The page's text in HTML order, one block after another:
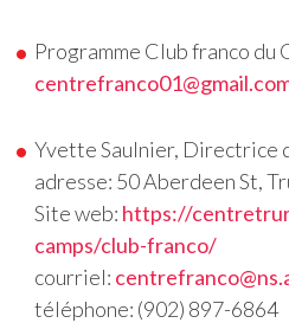
Programme Club franco du
Yvette Saulnier, Directrice
adresse: 50 Aberdeen St,
Site web: https://
camps/club-franco/
courriel:
téléphone: (902) 897-6864